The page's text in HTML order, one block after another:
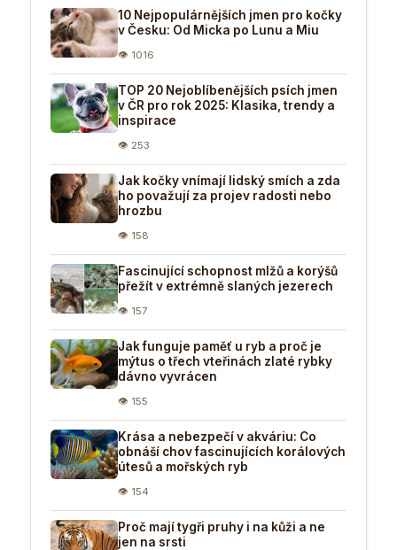
10 Nejpopulárnějších jmen pro kočky
v Česku: Od Micka po Lunu a Miu
👁 1016
TOP 20 Nejoblíbenějších psích jmen
v ČR pro rok 2025: Klasika, trendy a
inspirace
👁 253
Jak kočky vnímají lidský smích a zda
ho považují za projev radosti nebo
hrozbu
👁 158
Fascinující schopnost mlžů a korýšů
přežít v extrémně slaných jezerech
👁 157
Jak funguje paměť u ryb a proč je
mýtus o třech vteřinách zlaté rybky
dávno vyvrácen
👁 155
Krása a nebezpečí v akváriu: Co
obnáší chov fascinujících korálových
útesů a mořských ryb
👁 154
Proč mají tygři pruhy i na kůži a ne
jen na srsti